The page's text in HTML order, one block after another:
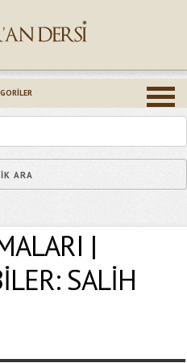
|
SALİH